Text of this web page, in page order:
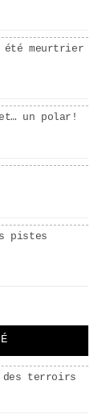
été meurtrier
et… un polar!
pistes
terroirs